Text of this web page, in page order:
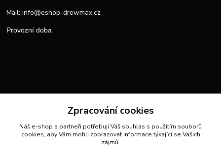
Mail: info@eshop-drewmax.cz
Provozní doba
Zpracování cookies
Náš e-shop a partneři potřebují Váš souhlas s použitím souborů
cookies, aby Vám mohli zobrazovat informace týkající se Vašich
zájmů.